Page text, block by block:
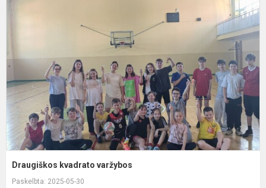
Draugiškos kvadrato varžybos
Paskelbta: 2025-05-30